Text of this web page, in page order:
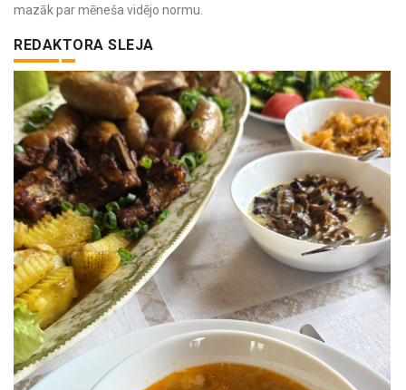
mazāk par mēneša vidējo normu.
REDAKTORA SLEJA